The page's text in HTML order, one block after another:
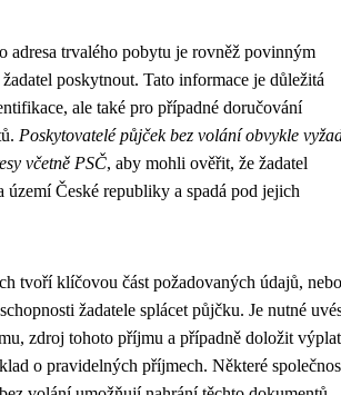
adresa trvalého pobytu je rovněž povinným
poskytnout. Tato informace je důležitá
ale také pro případné doručování
Poskytovatelé půjček bez volání obvykle
včetně PSČ, aby mohli ověřit, že žadatel
území České republiky a spadá pod jejich
tvoří klíčovou část požadovaných údajů,
žadatele splácet půjčku. Je nutné
zdroj tohoto příjmu a případně doložit
o pravidelných příjmech. Některé